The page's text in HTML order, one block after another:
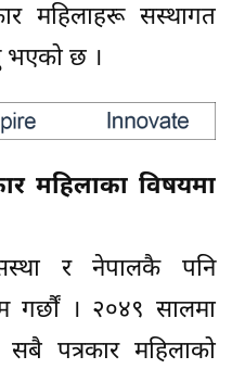
महिलाहरू सस्थागत
भएको छ ।
महिलाका विषयमा
र नेपालकै पनि
। २०४९ सालमा
पत्रकार महिलाको